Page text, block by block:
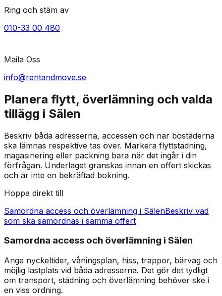
Ring och stäm av
010-33 00 480
Maila Oss
info@rentandmove.se
Planera flytt, överlämning och valda
tillägg i Sälen
Beskriv båda adresserna, accessen och när bostäderna
ska lämnas respektive tas över. Markera flyttstädning,
magasinering eller packning bara när det ingår i din
förfrågan. Underlaget granskas innan en offert skickas
och är inte en bekräftad bokning.
Hoppa direkt till
Samordna access och överlämning i SälenBeskriv vad
som ska samordnas i samma offert
Samordna access och överlämning i Sälen
Ange nyckeltider, våningsplan, hiss, trappor, bärväg och
möjlig lastplats vid båda adresserna. Det gör det tydligt
om transport, städning och överlämning behöver ske i
en viss ordning.